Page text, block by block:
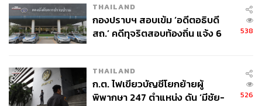
THAILAND
กองปราบฯ สอบเข้ม ‘อดีตอธิบดี
สถ.’ คดีทุจริตสอบท้องถิ่น แจ้ง 6
538
THAILAND
ก.ต. ไฟเขียวบัญชีโยกย้ายผู้
พิพากษา 247 ตำแหน่ง ดัน ‘มีชัย-
526